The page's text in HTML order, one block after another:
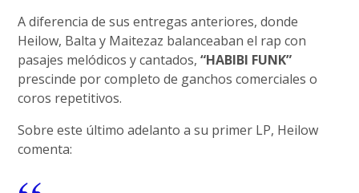
A diferencia de sus entregas anteriores, donde
Heilow, Balta y Maitezaz balanceaban el rap con
pasajes melódicos y cantados,“HABIBI FUNK”
prescinde por completo de ganchos comerciales o
coros repetitivos.
Sobre este último adelanto a su primer LP, Heilow
comenta: